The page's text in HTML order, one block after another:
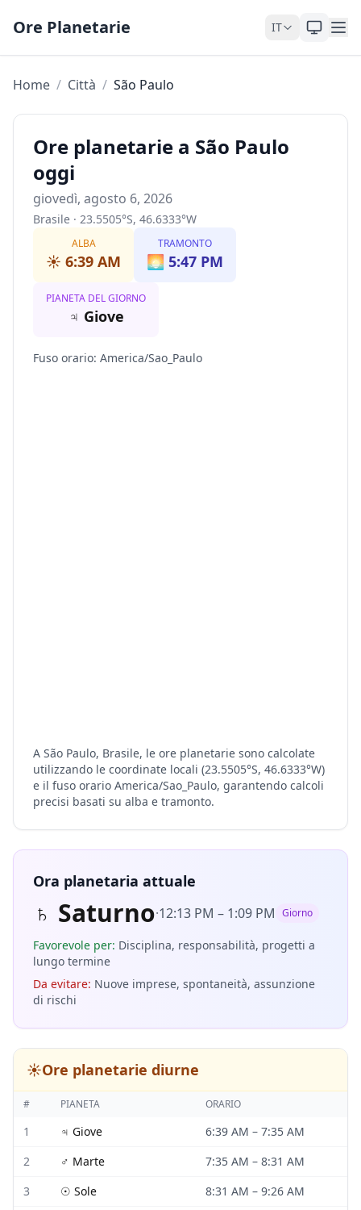
Ore Planetarie IT
Home / Città / São Paulo
Ore planetarie a São Paulo
oggi
giovedì, agosto 6, 2026
Brasile · 23.5505°S, 46.6333°W
ALBA
☀️ 6:39 AM
TRAMONTO
🌅 5:47 PM
PIANETA DEL GIORNO
♃ Giove
Fuso orario: America/Sao_Paulo
A São Paulo, Brasile, le ore planetarie sono calcolate
utilizzando le coordinate locali (23.5505°S, 46.6333°W)
e il fuso orario America/Sao_Paulo, garantendo calcoli
precisi basati su alba e tramonto.
Ora planetaria attuale
♄ Saturno·12:13 PM – 1:09 PM Giorno
Favorevole per: Disciplina, responsabilità, progetti a
lungo termine
Da evitare: Nuove imprese, spontaneità, assunzione
di rischi
☀️Ore planetarie diurne
# PIANETA ORARIO
1 ♃ Giove 6:39 AM – 7:35 AM
2
♂ Marte 7:35 AM – 8:31 AM
3
☉ Sole 8:31 AM – 9:26 AM